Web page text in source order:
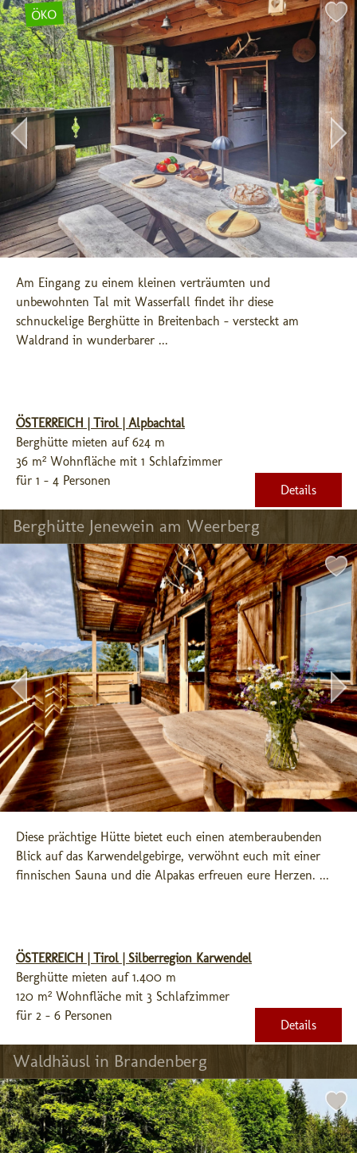
ÖKO
Am Eingang zu einem kleinen verträumten und
unbewohnten Tal mit Wasserfall findet ihr diese
schnuckelige Berghütte in Breitenbach - versteckt am
Waldrand in wunderbarer ...
ÖSTERREICH | Tirol | Alpbachtal
Berghütte mieten auf 624 m
36 m² Wohnfläche mit 1 Schlafzimmer
für 1 - 4 Personen
Details
Berghütte Jenewein am Weerberg
Diese prächtige Hütte bietet euch einen atemberaubenden
Blick auf das Karwendelgebirge, verwöhnt euch mit einer
finnischen Sauna und die Alpakas erfreuen eure Herzen. ...
ÖSTERREICH | Tirol | Silberregion Karwendel
Berghütte mieten auf 1.400 m
120 m² Wohnfläche mit 3 Schlafzimmer
für 2 - 6 Personen
Details
Waldhäusl in Brandenberg